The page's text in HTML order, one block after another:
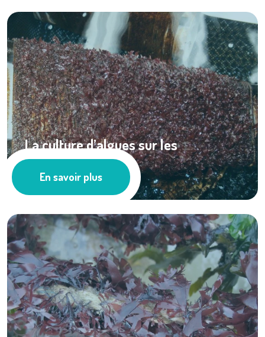
La culture d’algues sur les
concessions ...
Cultures marines
En savoir plus